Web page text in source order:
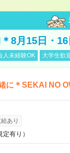
8月15日・
人未経験OK 大学生歓
に＊SEKAI NO
あり
有り）